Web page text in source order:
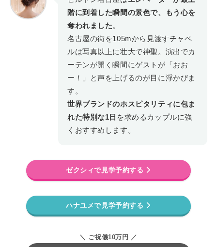
階に到着した瞬間の景色で、もう心を
奪われました。
名古屋の街を105mから見渡すチャペ
ルは写真以上に壮大で神聖。演出でカ
ーテンが開く瞬間にゲストが「おお
ー！」と声を上げるのが目に浮かびま
す。
世界ブランドのホスピタリティに包ま
れた特別な1日 を求めるカップルに強
くおすすめします。
ゼクシィで見学予約する
ハナユメで見学予約する
＼ ご祝儀10万円 ／